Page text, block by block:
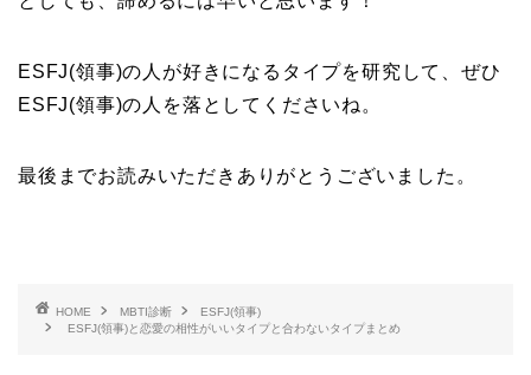
ESFJ(領事)の人が好きになるタイプを研究して、ぜひ
ESFJ(領事)の人を落としてくださいね。
最後までお読みいただきありがとうございました。
HOME MBTI診断
ESFJ(領事)
ESFJ(領事)と恋愛の相性がいいタイプと合わないタイプまとめ